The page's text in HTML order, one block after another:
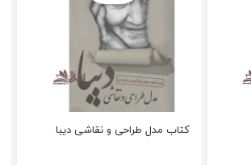
کتاب مدل طراحی و نقاشی دیبا